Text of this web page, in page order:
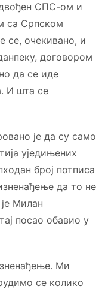
СПС-ом и
са Српском
се, очекивано, и
договором
да се иде
И шта се
је да су само
уједињених
број потписа
да то не
Милан
посао обавио у
Ми
се колико